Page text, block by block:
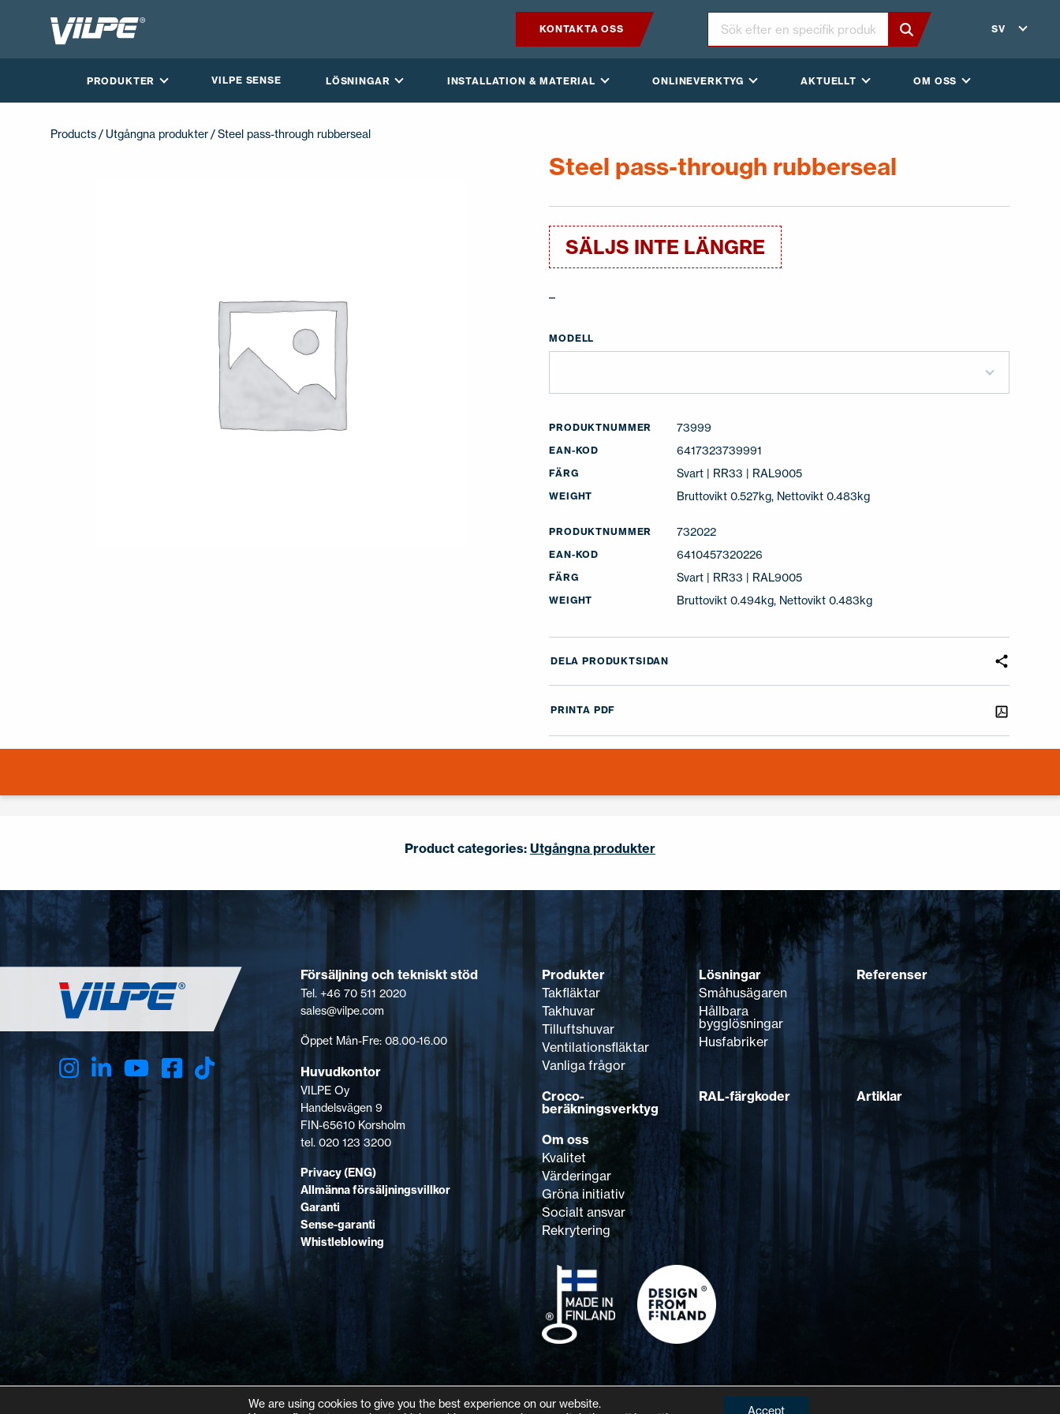
KONTAKTA OSS SV
PRODUKTER VILPE SENSE LÖSNINGAR INSTALLATION & MATERIAL ONLINEVERKTYG AKTUELLT OM OSS
ONLINEVERKTYG
UK RU
Products / Utgångna produkter / Steel pass-through rubberseal
Steel pass-through rubberseal
SÄLJS INTE LÄNGRE
–
MODELL
PRODUKTNUMMER 73999
EAN-KOD 6417323739991
FÄRG Svart | RR33 | RAL9005
WEIGHT Bruttovikt 0.527kg, Nettovikt 0.483kg
PRODUKTNUMMER 732022
EAN-KOD 6410457320226
FÄRG Svart | RR33 | RAL9005
WEIGHT Bruttovikt 0.494kg, Nettovikt 0.483kg
DELA PRODUKTSIDAN
PRINTA PDF
Product categories: Utgångna produkter
Försäljning och tekniskt stöd
Tel. +46 70 511 2020
sales@vilpe.com
Öppet Mån-Fre: 08.00-16.00
Huvudkontor
VILPE Oy
Handelsvägen 9
FIN-65610 Korsholm
tel. 020 123 3200
Privacy (ENG)
Allmänna försäljningsvillkor
Garanti
Sense-garanti
Whistleblowing
Produkter
Takfläktar
Takhuvar
Tilluftshuvar
Ventilationsfläktar
Vanliga frågor
Lösningar
Småhusägaren
Hållbara
bygglösningar
Husfabriker
Referenser
Croco-
beräkningsverktyg
RAL-färgkoder Artiklar
Om oss
Kvalitet
Värderingar
Gröna initiativ
Socialt ansvar
Rekrytering
We are using cookies to give you the best experience on our website.
Accept